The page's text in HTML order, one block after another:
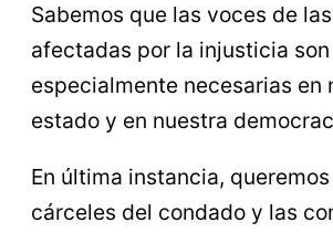
Sabemos que las voces de
afectadas por la injusticia son
especialmente necesarias en
estado y en nuestra
En última instancia,
cárceles del condado y las